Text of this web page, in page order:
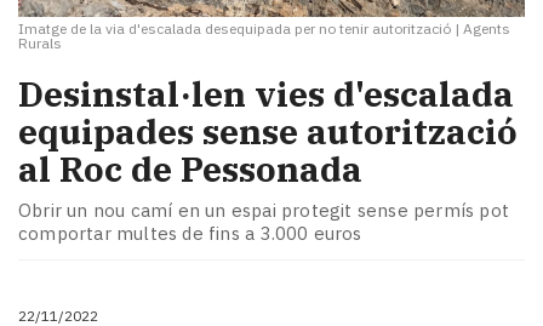
Imatge de la via d'escalada desequipada per no tenir autorització | Agents
Rurals
Desinstal·len vies d'escalada
equipades sense autorització
al Roc de Pessonada
Obrir un nou camí en un espai protegit sense permís pot
comportar multes de fins a 3.000 euros
22/11/2022